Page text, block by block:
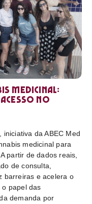
medicinal:
acesso no
da ABEC Med
medicinal para
partir de dados reais,
de consulta,
barreiras e acelera o
o papel das
demanda por